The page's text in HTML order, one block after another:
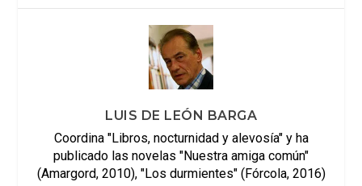
LUIS DE LEÓN BARGA
Coordina "Libros, nocturnidad y alevosía" y ha
publicado las novelas "Nuestra amiga común"
(Amargord, 2010), "Los durmientes" (Fórcola, 2016)